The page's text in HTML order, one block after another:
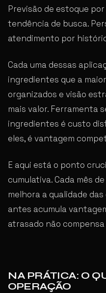
Previsão de estoque
tendência de busca.
atendimento por
Cada uma dessas
ingredientes que a
organizados e visão
mais valor. Ferramenta
ingredientes é custo
eles, é vantagem
E aqui está o ponto
cumulativa. Cada mês
melhora a qualidade
antes acumula
atrasado não
NA PRÁTICA: O
OPERAÇÃO